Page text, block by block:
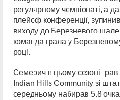
регулярному чемпіонаті, а
плейоф конференції,
виходу до Березневого
команда грала у
році.
Семерич в цьому сезоні
Indian Hills Community зі
середньому набирав 5.8